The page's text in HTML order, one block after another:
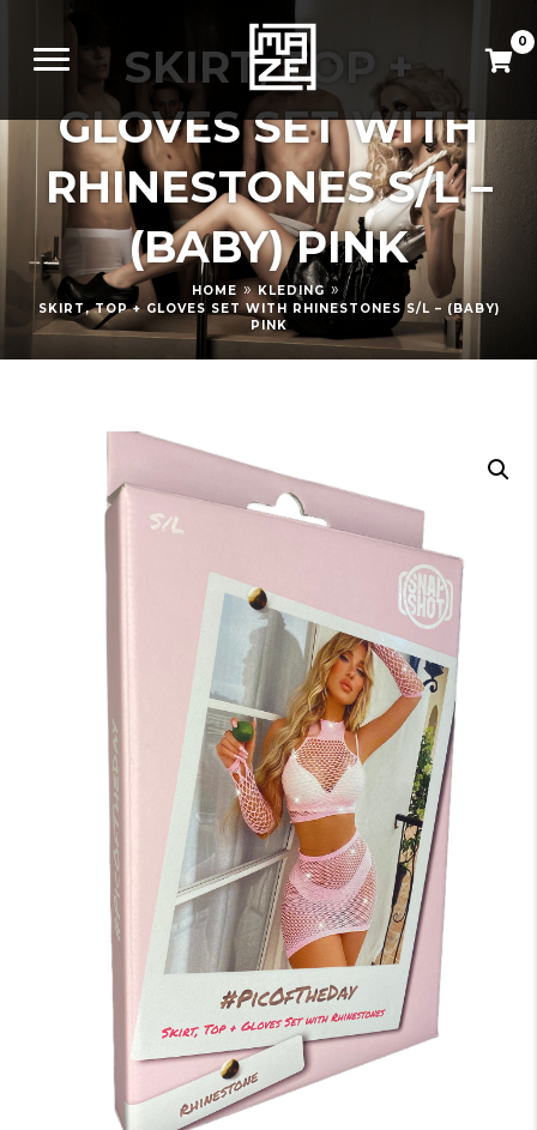
0
SKIRT, TOP +
GLOVES SET WITH
RHINESTONES S/L –
(BABY) PINK
HOME » KLEDING »
SKIRT, TOP + GLOVES SET WITH RHINESTONES S/L – (BABY)
PINK